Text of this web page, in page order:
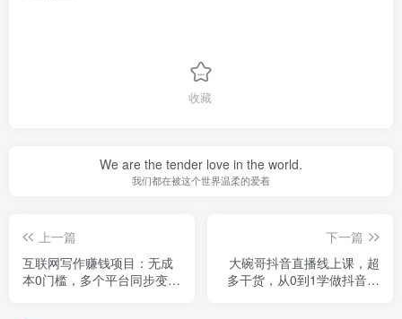
收藏
We are the tender love in the world.
我们都在被这个世界温柔的爱着
上一篇
互联网写作赚钱项目：无成
本0门槛，多个平台同步变
下一篇
大碗哥抖音直播线上课，超
多干货，从0到1学做抖音直